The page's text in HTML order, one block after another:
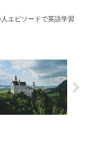
人エピソードで英語学習